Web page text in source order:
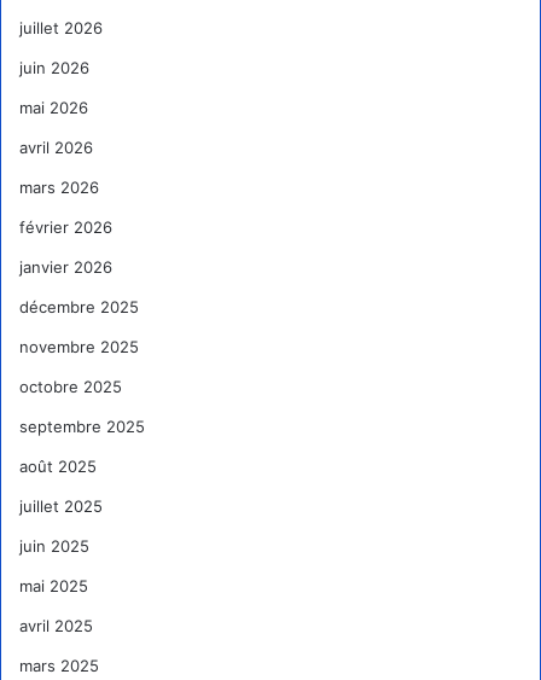
juillet 2026
juin 2026
mai 2026
avril 2026
mars 2026
février 2026
janvier 2026
décembre 2025
novembre 2025
octobre 2025
septembre 2025
août 2025
juillet 2025
juin 2025
mai 2025
avril 2025
mars 2025